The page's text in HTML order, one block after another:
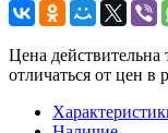
Цена действительна
отличаться от цен в